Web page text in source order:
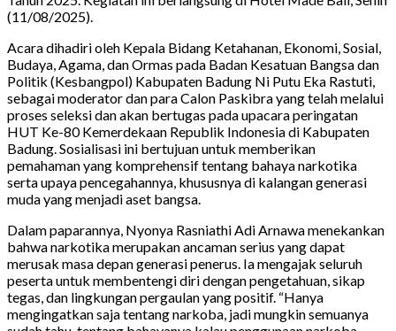
(11/08/2025).
Acara dihadiri oleh Kepala Bidang Ketahanan, Ekonomi, Sosial,
Budaya, Agama, dan Ormas pada Badan Kesatuan Bangsa dan
Politik (Kesbangpol) Kabupaten Badung Ni Putu Eka Rastuti,
sebagai moderator dan para Calon Paskibra yang telah melalui
proses seleksi dan akan bertugas pada upacara peringatan
HUT Ke-80 Kemerdekaan Republik Indonesia di Kabupaten
Badung. Sosialisasi ini bertujuan untuk memberikan
pemahaman yang komprehensif tentang bahaya narkotika
serta upaya pencegahannya, khususnya di kalangan generasi
muda yang menjadi aset bangsa.
Dalam paparannya, Nyonya Rasniathi Adi Arnawa menekankan
bahwa narkotika merupakan ancaman serius yang dapat
merusak masa depan generasi penerus. Ia mengajak seluruh
peserta untuk membentengi diri dengan pengetahuan, sikap
tegas, dan lingkungan pergaulan yang positif. “Hanya
mengingatkan saja tentang narkoba, jadi mungkin semuanya